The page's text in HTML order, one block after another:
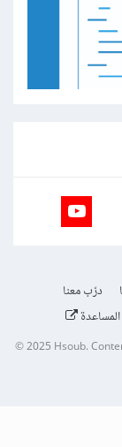
درّب معنا
© 2025 Hsoub.